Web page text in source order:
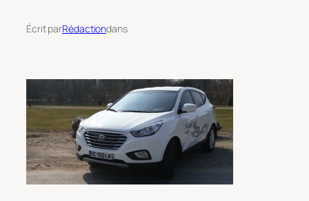
Écrit parRédactiondans